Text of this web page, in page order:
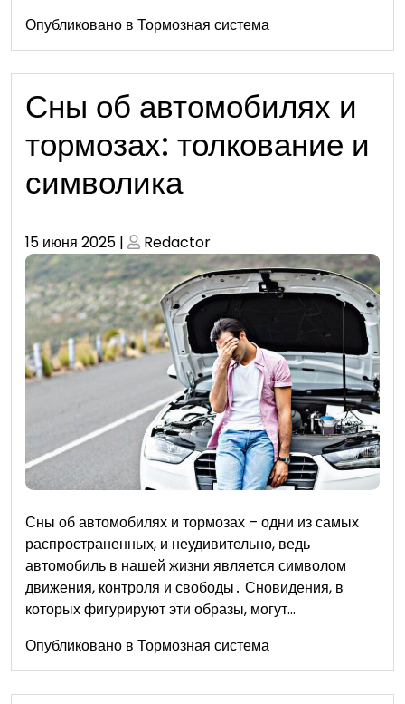
Опубликовано в Тормозная система
Сны об автомобилях и
тормозах: толкование и
символика
Опубликовано
15 июня 2025 | Опубликовано
Redactor
Сны об автомобилях и тормозах – одни из самых
распространенных, и неудивительно, ведь
автомобиль в нашей жизни является символом
движения, контроля и свободы․ Сновидения, в
которых фигурируют эти образы, могут…
Опубликовано в Тормозная система